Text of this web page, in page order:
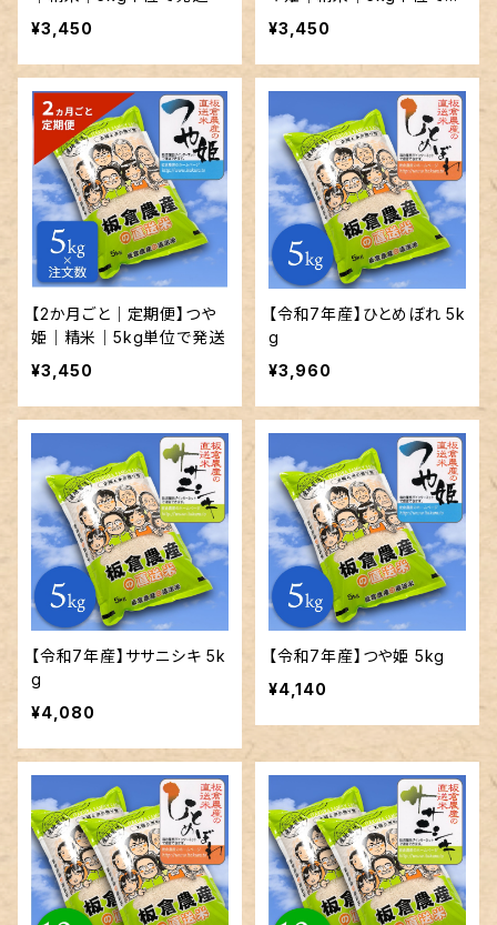
¥3,450
送
¥3,450
【2か月ごと｜定期便】つや
姫｜精米｜5kg単位で発送
¥3,450
【令和7年産】ひとめぼれ 5k
g
¥3,960
【令和7年産】ササニシキ 5k
g
¥4,080
【令和7年産】つや姫 5kg
¥4,140